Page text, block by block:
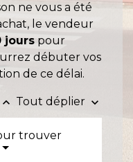
ne vous a été
le vendeur
jours pour
débuter vos
de ce délai.
keyboard_arrow_up Tout déplier keyboard_arrow_down
trouver